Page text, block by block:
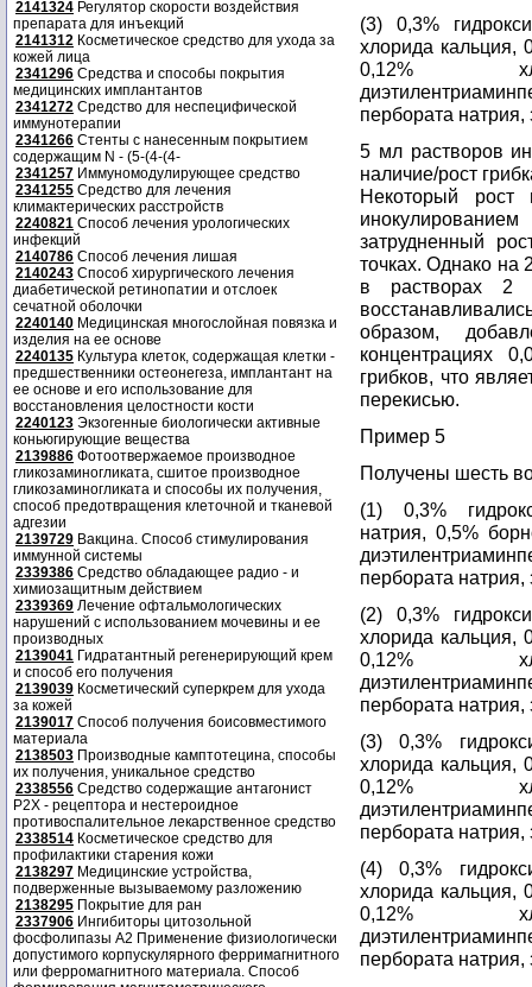
2141324 Регулятор скорости воздействия
препарата для инъекций
2141312 Косметическое средство для ухода за
кожей лица
2341296 Средства и способы покрытия
медицинских имплантантов
2341272 Средство для неспецифической
иммунотерапии
2341266 Стенты с нанесенным покрытием
содержащим N - (5-(4-(4-
2341257 Иммуномодулирующее средство
2341255 Средство для лечения
климактерических расстройств
2240821 Способ лечения урологических
инфекций
2140786 Способ лечения лишая
2140243 Способ хирургического лечения
диабетической ретинопатии и отслоек
сечатной оболочки
2240140 Медицинская многослойная повязка и
изделия на ее основе
2240135 Культура клеток, содержащая клетки -
предшественники остеонегеза, имплантант на
ее основе и его использование для
восстановления целостности кости
2240123 Экзогенные биологически активные
коньюгирующие вещества
2139886 Фотоотвержаемое производное
гликозаминогликата, сшитое производное
гликозаминогликата и способы их получения,
способ предотвращения клеточной и тканевой
адгезии
2139729 Вакцина. Способ стимулирования
иммунной системы
2339386 Средство обладающее радио - и
химиозащитным действием
2339369 Лечение офтальмологических
нарушений с использованием мочевины и ее
производных
2139041 Гидратантный регенерирующий крем
и способ его получения
2139039 Косметический суперкрем для ухода
за кожей
2139017 Способ получения боисовместимого
материала
2138503 Производные камптотецина, способы
их получения, уникальное средство
2338556 Средство содержащие антагонист
Р2Х - рецептора и нестероидное
противоспалительное лекарственное средство
2338514 Косметическое средство для
профилактики старения кожи
2138297 Медицинские устройства,
подверженные вызываемому разложению
2138295 Покрытие для ран
2337906 Ингибиторы цитозольной
фосфолипазы А2 Применение физиологически
допустимого корпускулярного ферримагнитного
или ферромагнитного материала. Способ
(3) 0,3%
хлорида кальция,
0,12%
пербората
5 мл растворов
наличие/рост
Некоторый
затрудненный
точках. Однако на
в растворах
образом,
концентрациях
грибков, что
перекисью.
Пример 5
Получены шесть
(1) 0,3%
натрия, 0,5%
пербората
(2) 0,3%
хлорида кальция,
0,12%
пербората
(3) 0,3%
хлорида кальция,
0,12%
пербората
(4) 0,3%
хлорида кальция,
0,12%
пербората